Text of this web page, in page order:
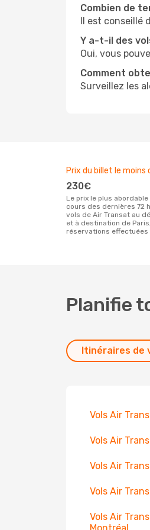
Combien de
Il est conseillé
Y a-t-il des
Oui, vous
Comment
Surveillez les
Prix du billet le moins
230€
Le prix le plus abordable observé au
cours des dernières 72
vols de Air Transat au
et à destination de
réservations effectuées
Planifie
Itinéraires de
Vols Air
Vols Air
Vols Air
Vols Air
Vols Air